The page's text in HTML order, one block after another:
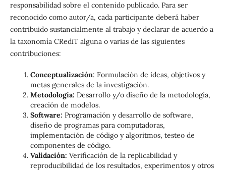
responsabilidad sobre el contenido publicado. Para ser
reconocido como autor/a, cada participante deberá haber
contribuido sustancialmente al trabajo y declarar de acuerdo a
la taxonomía CRediT alguna o varias de las siguientes
contribuciones:
Conceptualización: Formulación de ideas, objetivos y
metas generales de la investigación.
Metodología: Desarrollo y/o diseño de la metodología,
creación de modelos.
Software: Programación y desarrollo de software,
diseño de programas para computadoras,
implementación de código y algoritmos, testeo de
componentes de código.
Validación: Verificación de la replicabilidad y
reproducibilidad de los resultados, experimentos y otros